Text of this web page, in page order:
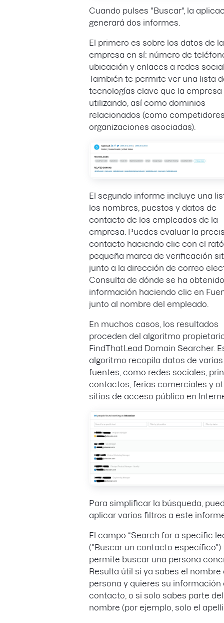
Cuando pulses "Buscar", la
generará dos informes.
El primero es sobre los datos de la
empresa en sí: número de
ubicación y enlaces a redes
También te permite ver una lista
tecnologías clave que la empresa
utilizando, así como dominios
relacionados (como
organizaciones asociadas).
El segundo informe incluye una
los nombres, puestos y datos de
contacto de los empleados de la
empresa. Puedes evaluar la
contacto haciendo clic con el
pequeña marca de verificación
junto a la dirección de correo
Consulta de dónde se ha
información haciendo clic en
junto al nombre del empleado.
En muchos casos, los resultados
proceden del algoritmo
FindThatLead Domain Searcher.
algoritmo recopila datos de varias
fuentes, como redes sociales,
contactos, ferias comerciales y
sitios de acceso público en
Para simplificar la búsqueda,
aplicar varios filtros a este
El campo “Search for a specific
("Buscar un contacto específico")
permite buscar una persona
Resulta útil si ya sabes el nombre
persona y quieres su información
contacto, o si solo sabes parte del
nombre (por ejemplo, solo el